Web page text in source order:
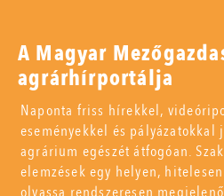
A Magyar
agrárhírportálja
Naponta friss hírekkel,
eseményekkel és pályázatokkal
agrárium egészét átfogóan.
elemzések egy helyen,
olvassa rendszeresen